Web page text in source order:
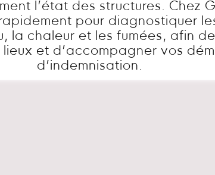
l’état des structures. Chez
pour diagnostiquer
la chaleur et les fumées, afin
et d’accompagner vos
d’indemnisation.